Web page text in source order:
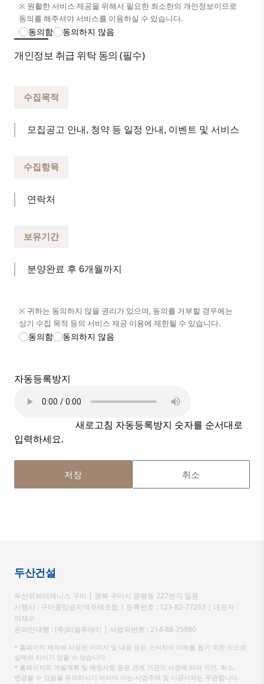
3. 개인정보의 보유 및 이용기간
보유 및 이용기간 : 개인정보 수집 후 분양완료시 까지
- 파기절차 : 별도 DB 이관 후 일정 기간 저장 후 파기
모든 고객은 동의를 거부할 수 있으며, 동의를 거부할 경우
※ 원활한 서비스 제공을 위해서 필요한 최소한의 개인정보이므로
동의를 해주셔야 서비스를 이용하실 수 있습니다.
동의함 동의하지 않음
개인정보 취급 위탁 동의 (필수)
수집목적
모집공고 안내, 청약 등 일정 안내, 이벤트 및 서비스
수집항목
연락처
보유기간
분양완료 후 6개월까지
※ 귀하는 동의하지 않을 권리가 있으며, 동의를 거부할 경우에는
상기 수집 목적 등의 서비스 제공 이용에 제한될 수 있습니다.
동의함 동의하지 않음
자동등록방지
새로고침 자동등록방지 숫자를 순서대로
입력하세요.
저장 취소
두산건설
두산위브더제니스 구미 | 경북 구미시 광평동 227번지 일원
시행사 : 구미중앙숲지역주택조합 | 등록번호 : 123-82-77263 | 대표자 :
이재수
온라인대행 : (주)리얼투데이 | 사업자번호 : 214-88-75980
* 홈페이지 제작에 사용된 이미지 및 내용 등은 소비자의 이해를 돕기 위한 것으로
실제와 차이가 있을 수 있습니다.
* 홈페이지의 개발계획 및 예정사항 등은 관계 기관의 사정에 따라 지연, 취소,
변경될 수 있음을 유의하시기 바라며 이는 사업주체 및 시공사와는 무관합니다.